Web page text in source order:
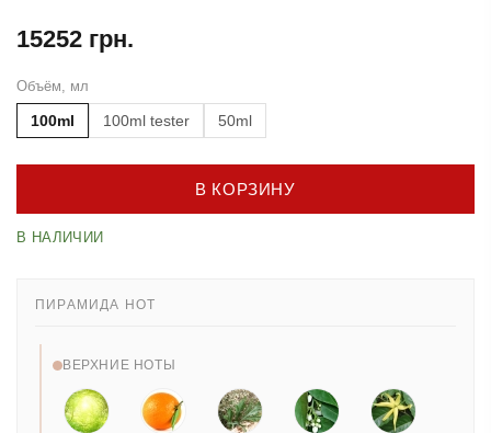
15252 грн.
Объём, мл
100ml 100ml tester 50ml
В КОРЗИНУ
В НАЛИЧИИ
ПИРАМИДА НОТ
ВЕРХНИЕ НОТЫ